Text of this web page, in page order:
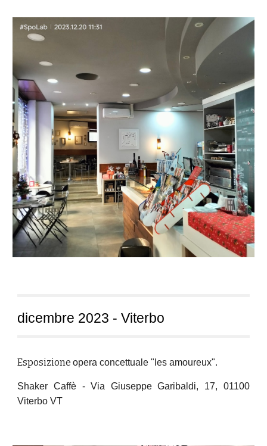
dicembre 2023 - Viterbo
Esposizioneopera concettuale"les amoureux".
Shaker Caffè -Via Giuseppe Garibaldi, 17, 01100
Viterbo VT